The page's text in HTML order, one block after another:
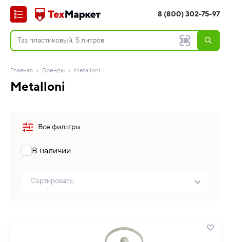
8 (800) 302-75-97
Главная Бренды Metalloni
Metalloni
Все фильтры
В наличии
Сортировать: